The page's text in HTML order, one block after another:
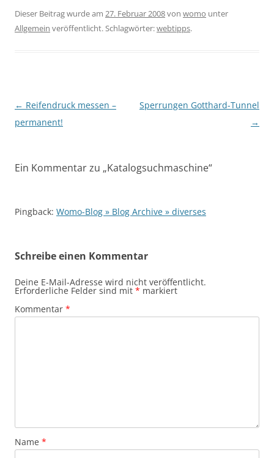
Dieser Beitrag wurde am 27. Februar 2008von womo unter
Allgemein veröffentlicht. Schlagwörter:webtipps.
Beitragsnavigation
← Reifendruck messen –
permanent!
Sperrungen Gotthard-Tunnel
→
Ein Kommentar zu „Katalogsuchmaschine“
Pingback: Womo-Blog » Blog Archive » diverses
Schreibe einen Kommentar
Deine E-Mail-Adresse wird nicht veröffentlicht.
Erforderliche Felder sind mit * markiert
Kommentar *
Name *